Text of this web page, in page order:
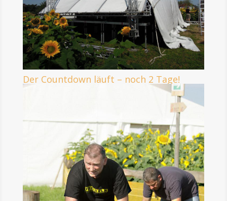
Der Countdown läuft – noch 2 Tage!